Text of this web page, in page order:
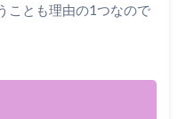
ことも理由の1つなので